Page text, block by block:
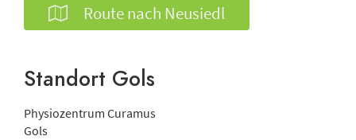
Route nach Neusiedl
Standort Gols
Physiozentrum Curamus
Gols